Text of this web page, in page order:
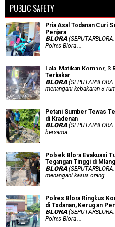
PUBLIC SAFETY
Pria Asal Todanan Curi
Penjara
𝗕𝗟𝗢𝗥𝗔
Polres Blora ...
Lalai Matikan Kompor, 3
Terbakar
𝗕𝗟𝗢𝗥𝗔
menangani kebakaran 3
Petani Sumber Tewas
di Kradenan
𝗕𝗟𝗢𝗥𝗔
bersama...
Polsek Blora Evakuasi
Tegangan Tinggi di
𝗕𝗟𝗢𝗥𝗔
menangani kasus orang...
Polres Blora Ringkus
di Todanan, Kerugian
𝗕𝗟𝗢𝗥𝗔
Polres Blora ...